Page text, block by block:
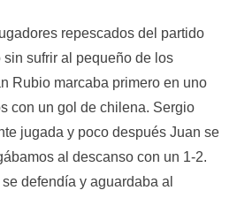
repescados del partido
sufrir al pequeño de los
Rubio marcaba primero en uno
con un gol de chilena. Sergio
jugada y poco después Juan se
al descanso con un 1-2.
defendía y aguardaba al